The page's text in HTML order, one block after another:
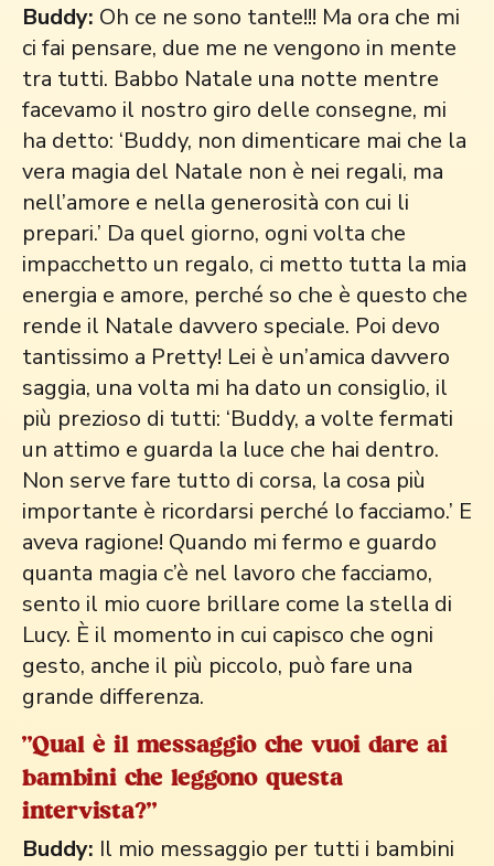
Buddy: Oh ce ne sono tante!!! Ma ora che mi
ci fai pensare, due me ne vengono in mente
tra tutti. Babbo Natale una notte mentre
facevamo il nostro giro delle consegne, mi
ha detto: ‘Buddy, non dimenticare mai che la
vera magia del Natale non è nei regali, ma
nell’amore e nella generosità con cui li
prepari.’ Da quel giorno, ogni volta che
impacchetto un regalo, ci metto tutta la mia
energia e amore, perché so che è questo che
rende il Natale davvero speciale. Poi devo
tantissimo a Pretty! Lei è un’amica davvero
saggia, una volta mi ha dato un consiglio, il
più prezioso di tutti: ‘Buddy, a volte fermati
un attimo e guarda la luce che hai dentro.
Non serve fare tutto di corsa, la cosa più
importante è ricordarsi perché lo facciamo.’ E
aveva ragione! Quando mi fermo e guardo
quanta magia c’è nel lavoro che facciamo,
sento il mio cuore brillare come la stella di
Lucy. È il momento in cui capisco che ogni
gesto, anche il più piccolo, può fare una
grande differenza.
"Qual è il messaggio che vuoi dare ai
bambini che leggono questa
intervista?"
Buddy: Il mio messaggio per tutti i bambini